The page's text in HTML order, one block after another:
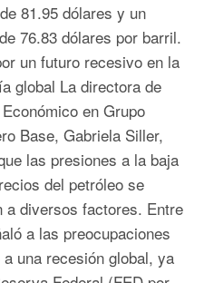
81.95 dólares y un
76.83 dólares por barril.
un futuro recesivo en la
global La directora de
en Grupo
Base, Gabriela Siller,
las presiones a la baja
del petróleo se
a diversos factores. Entre
a las preocupaciones
una recesión global, ya